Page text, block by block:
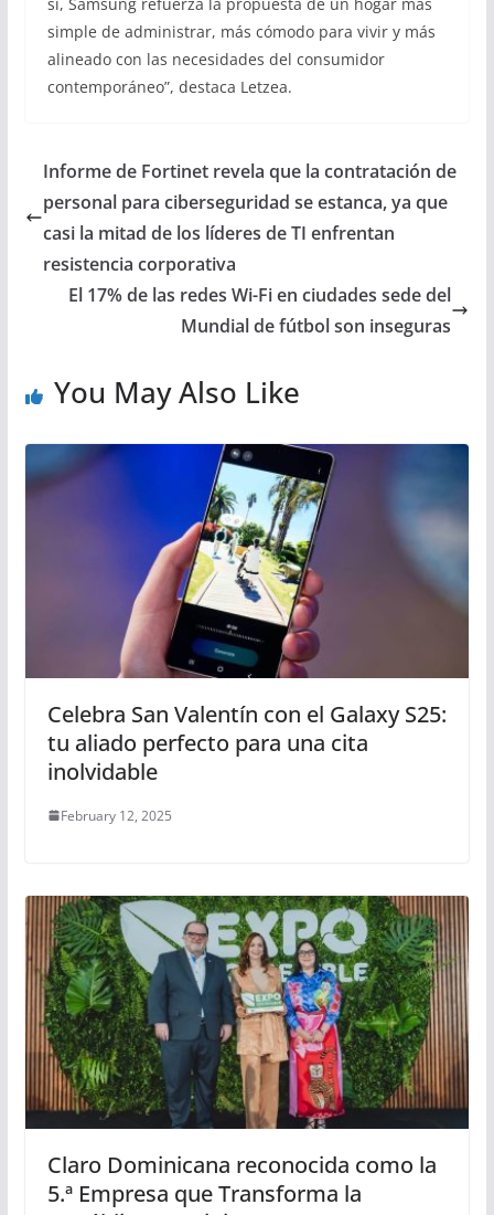
simple de administrar, más cómodo para vivir y más
alineado con las necesidades del consumidor
contemporáneo”, destaca Letzea.
Informe de Fortinet revela que la contratación de
personal para ciberseguridad se estanca, ya que
casi la mitad de los líderes de TI enfrentan
resistencia corporativa
El 17% de las redes Wi-Fi en ciudades sede del
Mundial de fútbol son inseguras
You May Also Like
Celebra San Valentín con el Galaxy S25:
tu aliado perfecto para una cita
inolvidable
February 12, 2025
Claro Dominicana reconocida como la
5.ª Empresa que Transforma la